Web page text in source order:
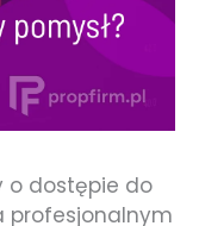
o dostępie do
profesjonalnym